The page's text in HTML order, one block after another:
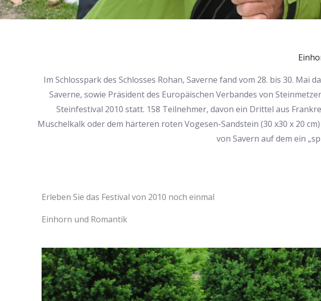
Im Schlosspark des Schlosses Rohan, Saverne fand vom 28. bis 30.
Saverne, sowie Präsident des Europäischen Verbandes von
Steinfestival 2010 statt. 158 Teilnehmer, davon ein Drittel aus
Muschelkalk oder dem härteren roten Vogesen-Sandstein (30 x30 x 20
von Savern auf dem ein
Erleben Sie das Festival von 2010 noch einmal
Einhorn und Romantik